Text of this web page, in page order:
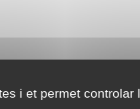
i et permet controlar